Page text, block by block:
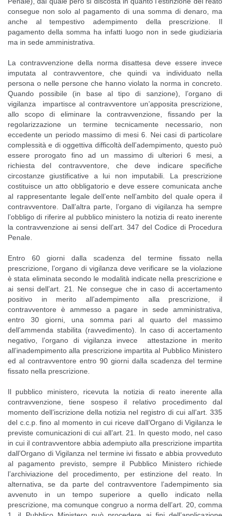
consegue non solo al pagamento di una somma di denaro, ma
anche al tempestivo adempimento della prescrizione. Il
pagamento della somma ha infatti luogo non in sede giudiziaria
ma in sede amministrativa.
La contravvenzione della norma disattesa deve essere invece
imputata al contravventore, che quindi va individuato nella
persona o nelle persone che hanno violato la norma in concreto.
Quando possibile (in base al tipo di sanzione), l’organo di
vigilanza impartisce al contravventore un’apposita prescrizione,
allo scopo di eliminare la contravvenzione, fissando per la
regolarizzazione un termine tecnicamente necessario, non
eccedente un periodo massimo di mesi 6. Nei casi di particolare
complessità e di oggettiva difficoltà dell’adempimento, questo può
essere prorogato fino ad un massimo di ulteriori 6 mesi, a
richiesta del contravventore, che deve indicare specifiche
circostanze giustificative a lui non imputabili. La prescrizione
costituisce un atto obbligatorio e deve essere comunicata anche
al rappresentante legale dell’ente nell’ambito del quale opera il
contravventore. Dall’altra parte, l’organo di vigilanza ha sempre
l’obbligo di riferire al pubblico ministero la notizia di reato inerente
la contravvenzione ai sensi dell’art. 347 del Codice di Procedura
Penale.
Entro 60 giorni dalla scadenza del termine fissato nella
prescrizione, l’organo di vigilanza deve verificare se la violazione
è stata eliminata secondo le modalità indicate nella prescrizione e
ai sensi dell’art. 21. Ne consegue che in caso di accertamento
positivo in merito all’adempimento alla prescrizione, il
contravventore è ammesso a pagare in sede amministrativa,
entro 30 giorni, una somma pari al quarto del massimo
dell’ammenda stabilita (ravvedimento). In caso di accertamento
negativo, l’organo di vigilanza invece attestazione in merito
all’inadempimento alla prescrizione impartita al Pubblico Ministero
ed al contravventore entro 90 giorni dalla scadenza del termine
fissato nella prescrizione.
Il pubblico ministero, ricevuta la notizia di reato inerente alla
contravvenzione, tiene sospeso il relativo procedimento dal
momento dell’iscrizione della notizia nel registro di cui all’art. 335
del c.c.p. fino al momento in cui riceve dall’Organo di Vigilanza le
previste comunicazioni di cui all’art. 21. In questo modo, nel caso
in cui il contravventore abbia adempiuto alla prescrizione impartita
dall’Organo di Vigilanza nel termine ivi fissato e abbia provveduto
al pagamento previsto, sempre il Pubblico Ministero richiede
l’archiviazione del procedimento, per estinzione del reato. In
alternativa, se da parte del contravventore l’adempimento sia
avvenuto in un tempo superiore a quello indicato nella
prescrizione, ma comunque congruo a norma dell’art. 20, comma